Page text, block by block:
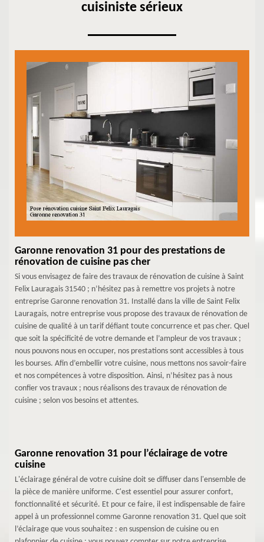
cuisiniste sérieux
Garonne renovation 31 pour des prestations de
rénovation de cuisine pas cher
Si vous envisagez de faire des travaux de rénovation de cuisine à Saint
Felix Lauragais 31540 ; n’hésitez pas à remettre vos projets à notre
entreprise Garonne renovation 31. Installé dans la ville de Saint Felix
Lauragais, notre entreprise vous propose des travaux de rénovation de
cuisine de qualité à un tarif défiant toute concurrence et pas cher. Quel
que soit la spécificité de votre demande et l’ampleur de vos travaux ;
nous pouvons nous en occuper, nos prestations sont accessibles à tous
les bourses. Afin d’embellir votre cuisine, nous mettons nos savoir-faire
et nos compétences à votre disposition. Ainsi, n’hésitez pas à nous
confier vos travaux ; nous réalisons des travaux de rénovation de
cuisine ; selon vos besoins et attentes.
Garonne renovation 31 pour l’éclairage de votre
cuisine
L'éclairage général de votre cuisine doit se diffuser dans l'ensemble de
la pièce de manière uniforme. C'est essentiel pour assurer confort,
fonctionnalité et sécurité. Et pour ce faire, il est indispensable de faire
appel à un professionnel comme Garonne renovation 31. Quel que soit
l’éclairage que vous souhaitez : en suspension de cuisine ou en